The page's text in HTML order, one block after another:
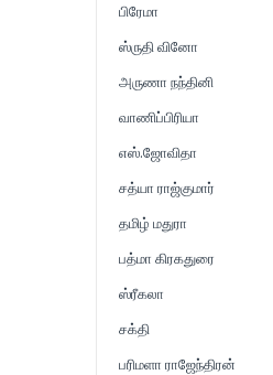
பிரேமா
ஸ்ருதி வினோ
அருணா நந்தினி
வாணிப்பிரியா
எஸ்.ஜோவிதா
சத்யா ராஜ்குமார்
தமிழ் மதுரா
பத்மா கிரகதுரை
ஸ்ரீகலா
சக்தி
பரிமளா ராஜேந்திரன்